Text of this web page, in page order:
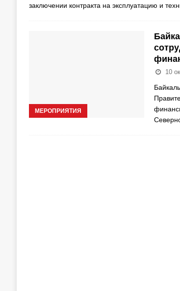
заключении контракта на эксплуатацию и
МЕРОПРИЯТИЯ
10